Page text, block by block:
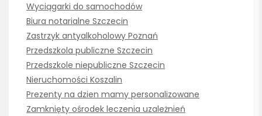
Wyciągarki do samochodów
Biura notarialne Szczecin
Zastrzyk antyalkoholowy Poznań
Przedszkola publiczne Szczecin
Przedszkole niepubliczne Szczecin
Nieruchomości Koszalin
Prezenty na dzien mamy personalizowane
Zamknięty ośrodek leczenia uzależnień